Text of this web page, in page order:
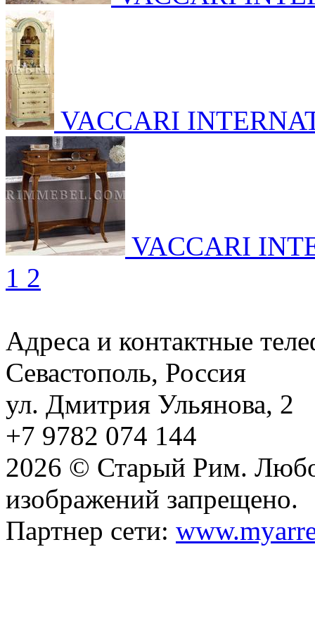
VACCARI
VACCARI
1 2
Адреса и контактные
Севастополь, Россия
ул. Дмитрия Ульянова, 2
+7 9782 074 144
2026 © Старый Рим.
изображений запрещено.
Партнер сети: